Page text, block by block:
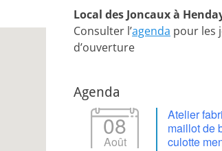
Local des Joncaux à
Consulter l’agenda pour les
d’ouverture
Agenda
08
Août
Atelier
maillot de
culotte